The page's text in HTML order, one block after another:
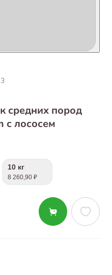
средних пород
с лососем
10 кг
8 260,90 ₽